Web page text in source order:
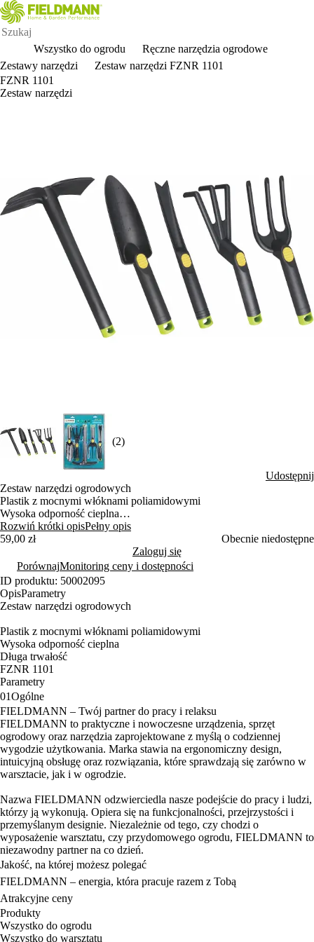
Wszystko do ogrodu
Ręczne narzędzia ogrodowe
Zestawy narzędzi
Zestaw narzędzi FZNR 1101
FZNR 1101
Zestaw narzędzi
(2)
Udostępnij
Zestaw narzędzi ogrodowych
Plastik z mocnymi włóknami poliamidowymi
Wysoka odporność cieplna
Długa trwałość
Rozwiń krótki opisPełny opis
59,00 zł
Obecnie niedostępne
Zaloguj się
PorównajMonitoring ceny i dostępności
ID produktu: 50002095
OpisParametry
Zestaw narzędzi ogrodowych
Plastik z mocnymi włóknami poliamidowymi
Wysoka odporność cieplna
Długa trwałość
FZNR 1101
Parametry
01Ogólne
FIELDMANN – Twój partner do pracy i relaksu
FIELDMANN to praktyczne i nowoczesne urządzenia, sprzęt
ogrodowy oraz narzędzia zaprojektowane z myślą o codziennej
wygodzie użytkowania. Marka stawia na ergonomiczny design,
intuicyjną obsługę oraz rozwiązania, które sprawdzają się zarówno w
warsztacie, jak i w ogrodzie.
Nazwa FIELDMANN odzwierciedla nasze podejście do pracy i ludzi,
którzy ją wykonują. Opiera się na funkcjonalności, przejrzystości i
przemyślanym designie. Niezależnie od tego, czy chodzi o
wyposażenie warsztatu, czy przydomowego ogrodu, FIELDMANN to
niezawodny partner na co dzień.
Jakość, na której możesz polegać
FIELDMANN – energia, która pracuje razem z Tobą
Atrakcyjne ceny
Produkty
Wszystko do ogrodu
Wszystko do warsztatu